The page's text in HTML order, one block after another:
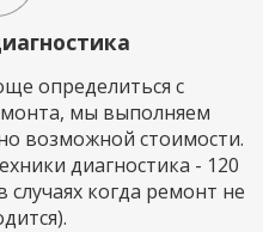
определиться с
мы выполняем
возможной стоимости.
диагностика - 120
случаях когда ремонт не